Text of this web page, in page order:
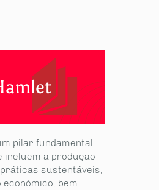
pilar fundamental
incluem a produção
sustentáveis,
bem